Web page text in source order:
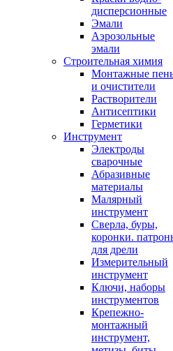
дисперсионные
Эмали
Аэрозольные
эмали
Строительная химия
Монтажные
и очистители
Растворители
Антисептики
Герметики
Инструмент
Электроды
сварочные
Абразивные
материалы
Малярный
инструмент
Сверла, буры,
коронки.
для дрели
Измерительный
инструмент
Ключи, наборы
инструментов
Крепежно-
монтажный
инструмент,